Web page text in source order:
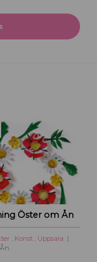
Öster om Ån
Konst
Uppsala